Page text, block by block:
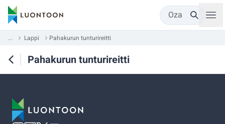
Oza
... Lappi Pahakurun tunturireitti
Pahakurun tunturireitti